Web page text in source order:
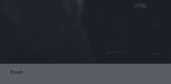
Pexels